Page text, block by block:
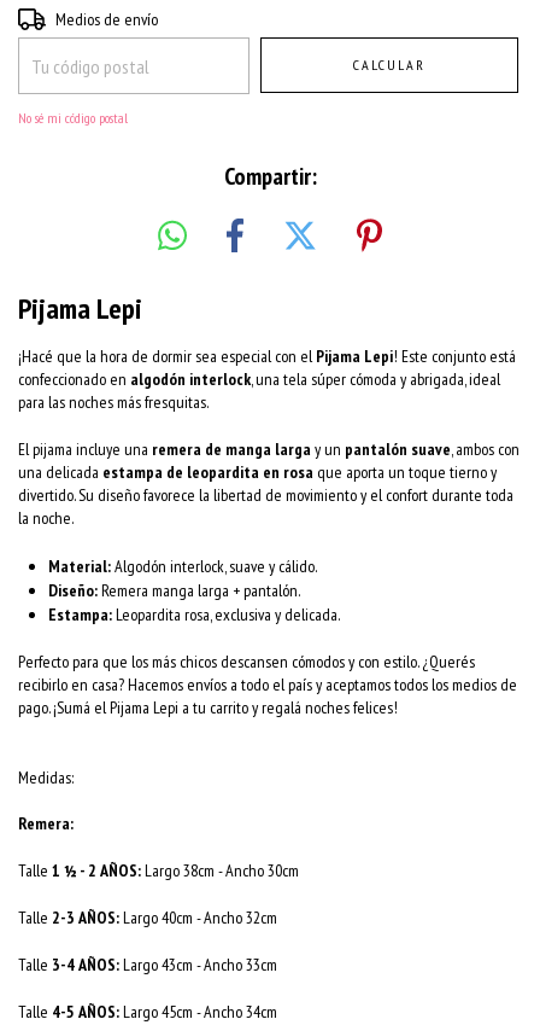
Entregas para el CP:
Medios de envío
CALCULAR
No sé mi código postal
Compartir:
Pijama Lepi
¡Hacé que la hora de dormir sea especial con el Pijama Lepi! Este conjunto está
confeccionado en algodón interlock , una tela súper cómoda y abrigada, ideal
para las noches más fresquitas.
El pijama incluye una remera de manga larga y un pantalón suave , ambos con
una delicada estampa de leopardita en rosa que aporta un toque tierno y
divertido. Su diseño favorece la libertad de movimiento y el confort durante toda
la noche.
Material:Algodón interlock, suave y cálido.
Diseño:Remera manga larga + pantalón.
Estampa:Leopardita rosa, exclusiva y delicada.
Perfecto para que los más chicos descansen cómodos y con estilo. ¿Querés
recibirlo en casa? Hacemos envíos a todo el país y aceptamos todos los medios de
pago. ¡Sumá el Pijama Lepi a tu carrito y regalá noches felices!
Medidas:
Remera:
Talle 1 ½ - 2 AÑOS:Largo 38cm - Ancho 30cm
Talle 2-3 AÑOS:Largo 40cm - Ancho 32cm
Talle 3-4 AÑOS:Largo 43cm - Ancho 33cm
Talle 4-5 AÑOS:Largo 45cm - Ancho 34cm